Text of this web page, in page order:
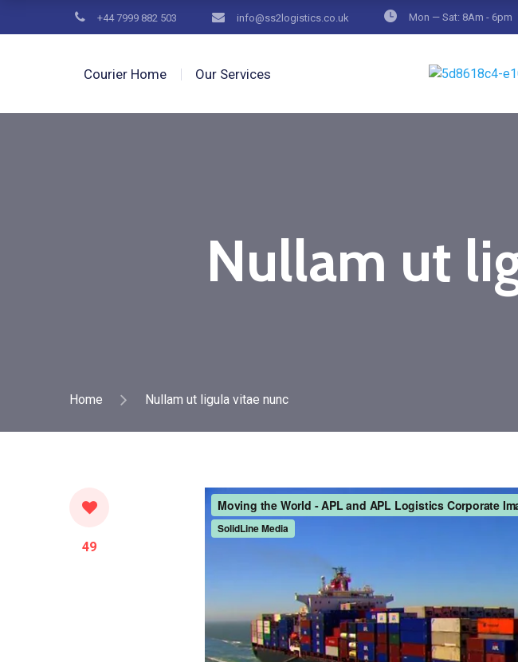
+44 7999 882 503 info@ss2logistics.co.uk Mon — Sat: 8Am - 6pm
Courier Home Our Services
Nullam ut
Home Nullam ut ligula vitae nunc
49